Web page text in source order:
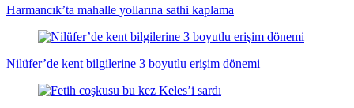
Harmancık’ta mahalle yollarına sathi kaplama
Nilüfer’de kent bilgilerine 3 boyutlu erişim dönemi